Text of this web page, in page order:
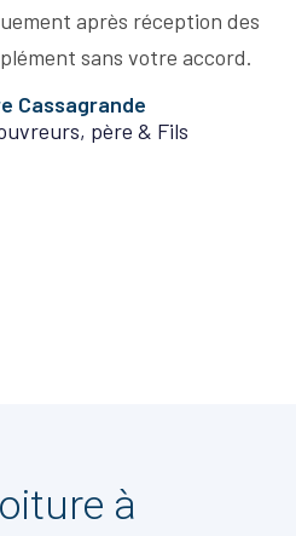
après réception des
sans votre accord.
Cassagrande
père & Fils
à